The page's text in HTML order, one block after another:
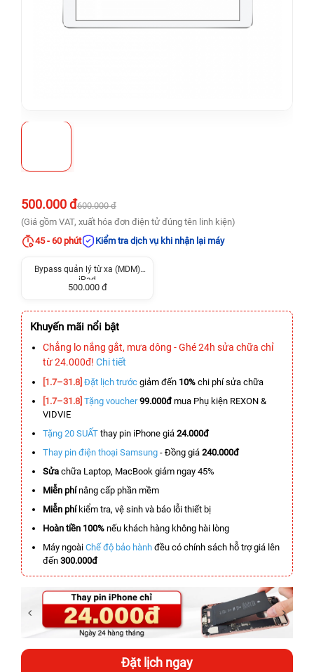
500.000 đ600.000 đ
(Giá gồm VAT, xuất hóa đơn điện tử đúng tên linh kiện)
45 - 60 phút
Kiểm tra dịch vụ khi nhận lại máy
Bypass quản lý từ xa (MDM)
iPad
500.000 đ
Khuyến mãi nổi bật
Chẳng lo nắng gắt, mưa dông - Ghé 24h sửa chữa chỉ
từ 24.000đ! Chi tiết
[1.7–31.8] Đặt lịch trước giảm đến 10% chi phí sửa chữa
[1.7–31.8] Tặng voucher 99.000đmua Phụ kiện REXON &
VIDVIE
Tặng 20 SUẤT thay pin iPhone giá 24.000đ
Thay pin điện thoại Samsung - Đồng giá 240.000đ
Sửa chữa Laptop, MacBook giảm ngay 45%
Miễn phínâng cấp phần mềm
Miễn phíkiểm tra, vệ sinh và báo lỗi thiết bị
Hoàn tiền 100% nếu khách hàng không hài lòng
Máy ngoài Chế độ bảo hành đều có chính sách hỗ trợ giá lên
đến 300.000đ
Đặt lịch ngay